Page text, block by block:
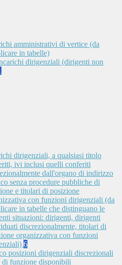
amministrativi di vertice (da
in tabelle)
dirigenziali (dirigenti non
dirigenziali, a qualsiasi titolo
ivi inclusi quelli conferiti
dall'organo di indirizzo
senza procedure pubbliche di
e titolari di posizione
con funzioni dirigenziali (da
in tabelle che distinguano le
situazioni: dirigenti, dirigenti
discrezionalmente, titolari di
organizzativa con funzioni
6
posizioni dirigenziali discrezionali
di funzione disponibili